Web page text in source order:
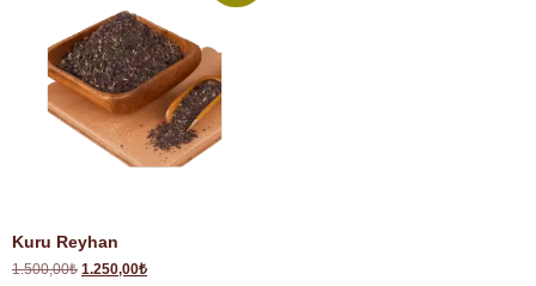
Kuru Reyhan
1.500,00₺ 1.250,00₺